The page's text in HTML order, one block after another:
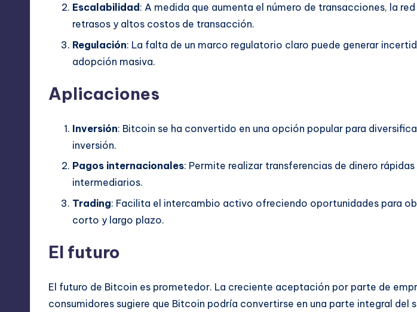
Escalabilidad : A medida que aumenta el número de transacciones, la
retrasos y altos costos de transacción.
Regulación: La falta de un marco regulatorio claro puede generar
adopción masiva.
Aplicaciones
Inversión: Bitcoin se ha convertido en una opción popular para
inversión.
Pagos internacionales: Permite realizar transferencias de dinero
intermediarios.
Trading: Facilita el intercambio activo ofreciendo oportunidades para
corto y largo plazo.
El futuro
El futuro de Bitcoin es prometedor. La creciente aceptación por parte de
consumidores sugiere que Bitcoin podría convertirse en una parte integral del